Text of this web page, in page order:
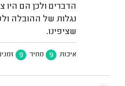
הדברים ולכן הם היו
נגלות של ההובלה
שציפינו.
איכות 9 מחיר 9